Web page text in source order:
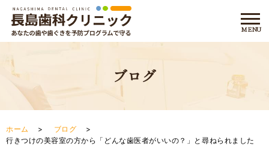
ブログ
ホーム
ブログ
行きつけの美容室の方から「どんな歯医者がいいの？」と尋ねられました